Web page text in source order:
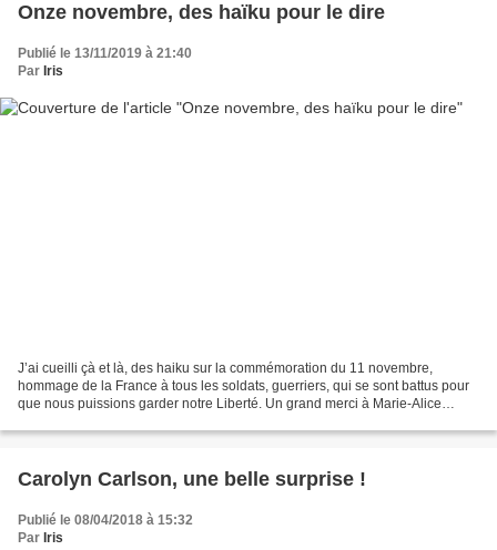
Onze novembre, des haïku pour le dire
Publié le 13/11/2019 à 21:40
Par Iris
J’ai cueilli çà et là, des haiku sur la commémoration du 11 novembre,
hommage de la France à tous les soldats, guerriers, qui se sont battus pour
que nous puissions garder notre Liberté. Un grand merci à Marie-Alice
Carolyn Carlson, une belle surprise !
Publié le 08/04/2018 à 15:32
Par Iris